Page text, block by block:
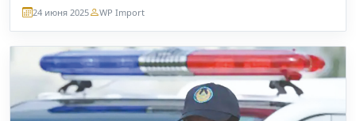
24 июня 2025 WP Import